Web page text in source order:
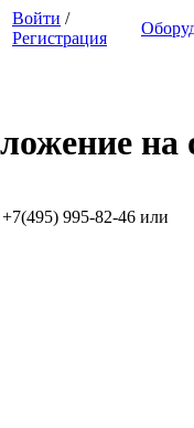
Войти /
Регистрация
на
995-82-46 или